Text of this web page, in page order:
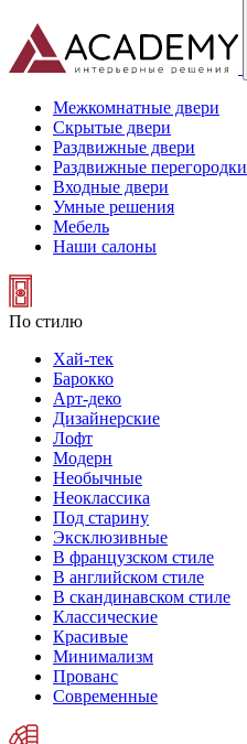
Межкомнатные двери
Скрытые двери
Раздвижные двери
Раздвижные перегородки
Входные двери
Умные решения
Мебель
Наши салоны
По стилю
Хай-тек
Барокко
Арт-деко
Дизайнерские
Лофт
Модерн
Необычные
Неоклассика
Под старину
Эксклюзивные
В французском стиле
В английском стиле
В скандинавском стиле
Классические
Красивые
Минимализм
Прованс
Современные